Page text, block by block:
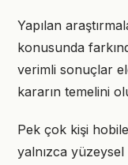
Yapılan
konusunda
verimli sonuçlar
kararın temelini
Pek çok kişi
yalnızca